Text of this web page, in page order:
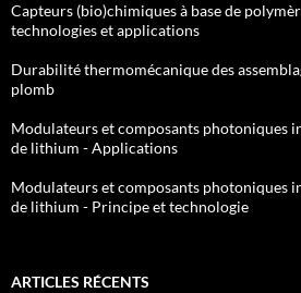
Capteurs (bio)chimiques à base de
technologies et applications
Durabilité thermomécanique des
plomb
Modulateurs et composants photoniques
de lithium - Applications
Modulateurs et composants photoniques
de lithium - Principe et technologie
ARTICLES RÉCENTS